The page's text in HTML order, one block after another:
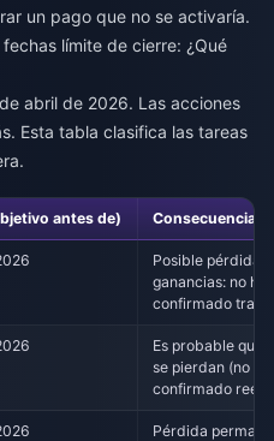
un pago que no se activaría.
límite de cierre: ¿Qué
abril de 2026. Las acciones
Esta tabla clasifica las tareas
antes de) Consecuencia
Posible pérdida
ganancias: no
confirmado tras
Es probable que
se pierdan (no se
confirmado
Pérdida